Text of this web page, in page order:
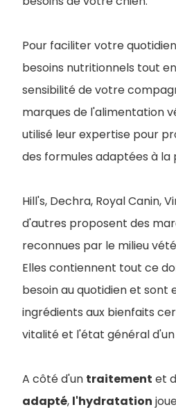
Pour faciliter votre
besoins nutritionnels tout
sensibilité de votre
marques de l'alimentation
utilisé leur expertise pour
des formules adaptées à la
Hill's, Dechra, Royal Canin,
d'autres proposent des
reconnues par le milieu
Elles contiennent tout ce
besoin au quotidien et sont
ingrédients aux bienfaits
vitalité et l'état général
A côté d'un traitement et
adapté, l'hydratation